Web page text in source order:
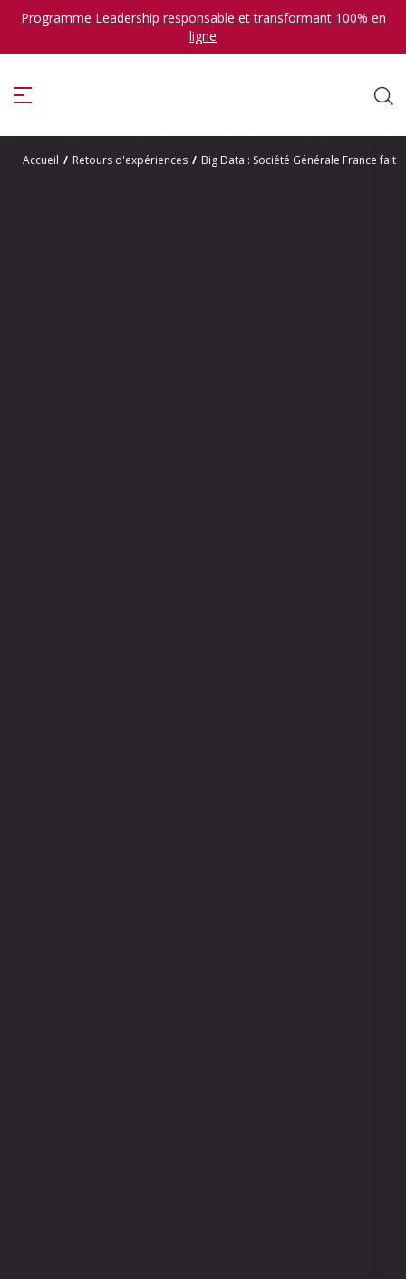
Programme Leadership responsable et transformant 100% en
ligne
Accueil / Retours d'expériences / Big Data : Société Générale France